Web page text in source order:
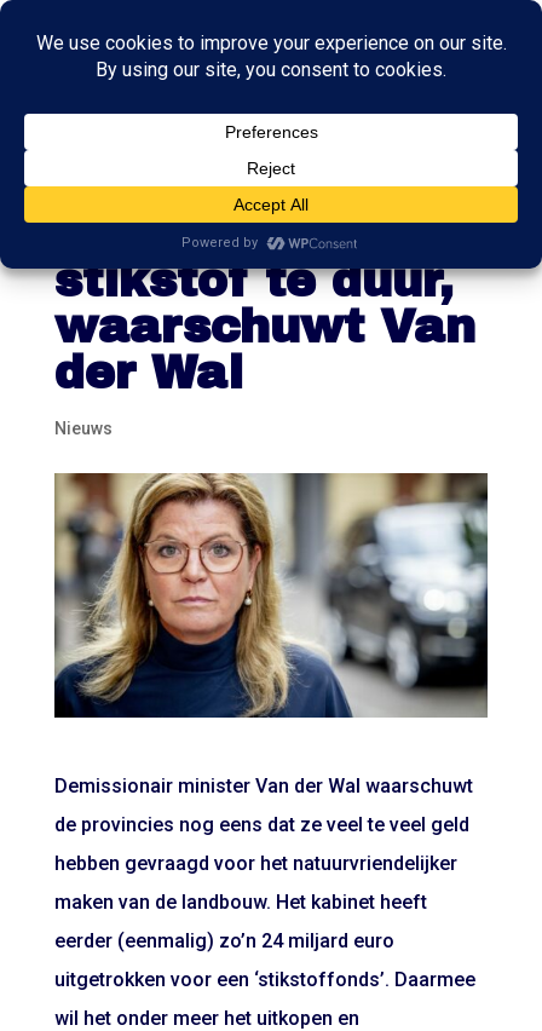
Provinciale
plannen voor
stikstof te duur,
waarschuwt Van
der Wal
Nieuws
Demissionair minister Van der Wal waarschuwt
de provincies nog eens dat ze veel te veel geld
hebben gevraagd voor het natuurvriendelijker
maken van de landbouw. Het kabinet heeft
eerder (eenmalig) zo’n 24 miljard euro
uitgetrokken voor een ‘stikstoffonds’. Daarmee
wil het onder meer het uitkopen en